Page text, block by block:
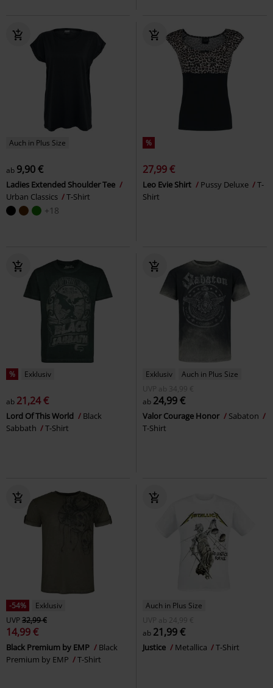
Auch in Plus Size
ab 9,90 €
Ladies Extended Shoulder Tee
Urban Classics
T-Shirt
+18
%
27,99 €
Leo Evie Shirt Pussy Deluxe
T-
Shirt
% Exklusiv
ab 21,24 €
Lord Of This World
Black
Sabbath
T-Shirt
Exklusiv
Auch in Plus Size
UVP
ab
34,99 €
ab 24,99 €
Valor Courage Honor
Sabaton
T-Shirt
-54%
Exklusiv
UVP32,99 €
14,99 €
Black Premium by EMP
Black
Premium by EMP
T-Shirt
Auch in Plus Size
UVP
ab 24,99 €
ab 21,99 €
Justice Metallica T-Shirt